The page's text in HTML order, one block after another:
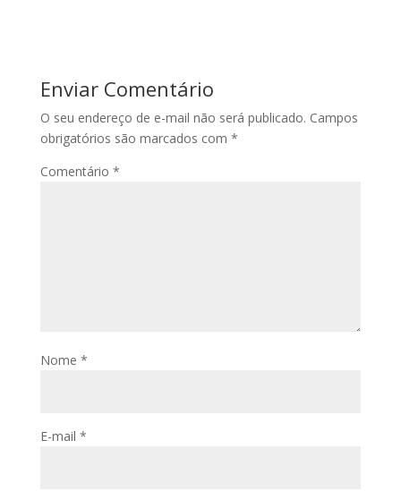
Enviar Comentário
O seu endereço de e-mail não será publicado. Campos
obrigatórios são marcados com *
Comentário *
Nome *
E-mail *